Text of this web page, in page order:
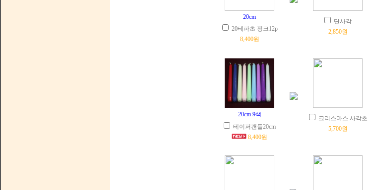
20cm
20테파초 핑크12p
8,400원
단사각
2,850원
20cm 9색
테이퍼캔들20cm
8,400원
크리스마스 사각초
5,700원